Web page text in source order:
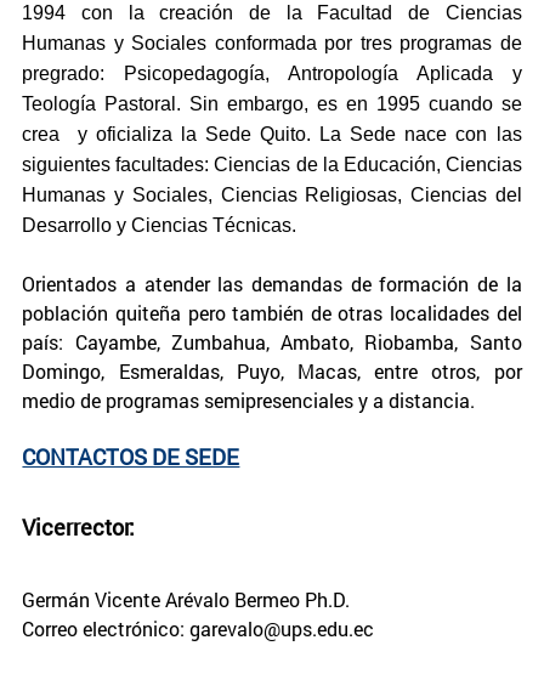
1994 con la creación de la Facultad de Ciencias
Humanas y Sociales conformada por tres programas de
pregrado: Psicopedagogía, Antropología Aplicada y
Teología Pastoral. Sin embargo, es en 1995 cuando se
crea y oficializa la Sede Quito. La Sede nace con las
siguientes facultades: Ciencias de la Educación, Ciencias
Humanas y Sociales, Ciencias Religiosas, Ciencias del
Desarrollo y Ciencias Técnicas.
Orientados a atender las demandas de formación de la
población quiteña pero también de otras localidades del
país: Cayambe, Zumbahua, Ambato, Riobamba, Santo
Domingo, Esmeraldas, Puyo, Macas, entre otros, por
medio de programas semipresenciales y a distancia.
CONTACTOS DE SEDE
Vicerrector:
Germán Vicente Arévalo Bermeo Ph.D.
Correo electrónico: garevalo@ups.edu.ec